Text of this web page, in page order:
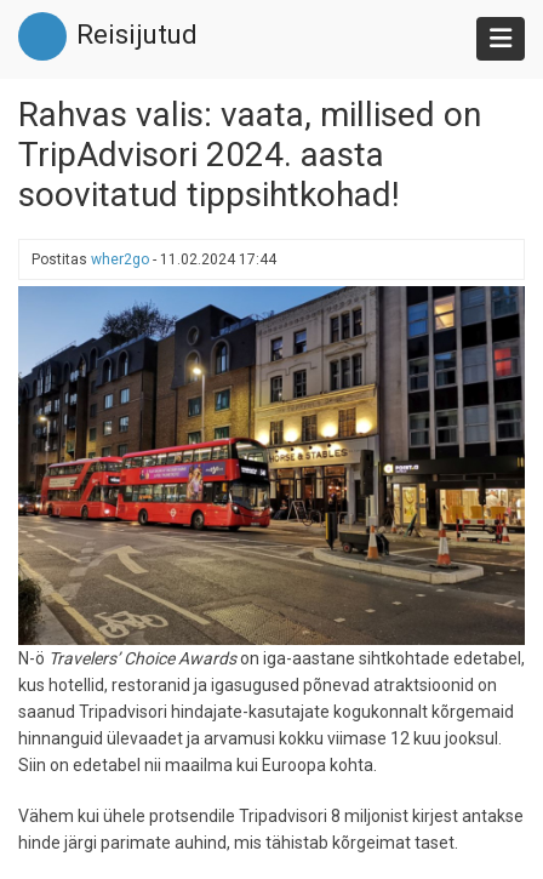
Liigu
edasi
põhisisu
Reisijutud
Rahvas valis: vaata, millised on
TripAdvisori 2024. aasta
soovitatud tippsihtkohad!
Postitas wher2go - 11.02.2024 17:44
N-ö Travelers’ Choice Awardson iga-aastane sihtkohtade edetabel,
kus hotellid, restoranid ja igasugused põnevad atraktsioonid on
saanud Tripadvisori hindajate-kasutajate kogukonnalt kõrgemaid
hinnanguid ülevaadet ja arvamusi kokku viimase 12 kuu jooksul.
Siin on edetabel nii maailma kui Euroopa kohta.
Vähem kui ühele protsendile Tripadvisori 8 miljonist kirjest antakse
hinde järgi parimate auhind, mis tähistab kõrgeimat taset.